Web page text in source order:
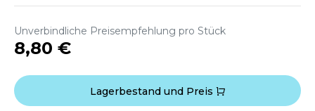
UND JACKEN
Unverbindliche Preisempfehlung pro Stück
8,80 €
Lagerbestand und Preis